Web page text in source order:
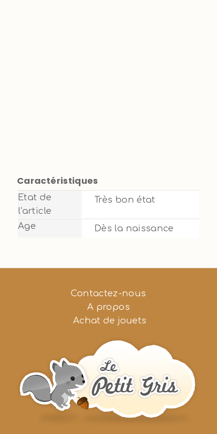
Caractéristiques
Etat de
l'article
Très bon état
Age Dès la naissance
Contactez-nous
A propos
Achat de jouets